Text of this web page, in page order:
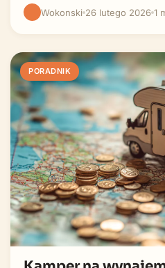
Wokonski 26 lutego 2026 1
PORADNIK